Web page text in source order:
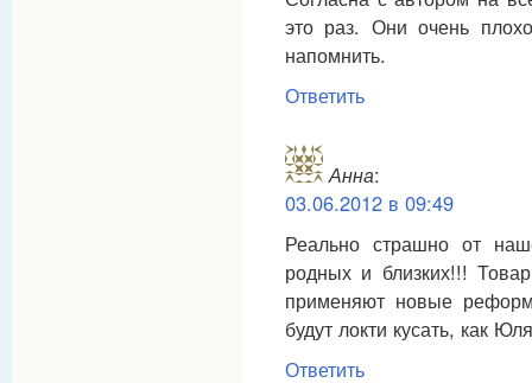
это раз. Они очень
напомнить.
Ответить
Анна:
03.06.2012 в 09:49
Реально страшно от
родных и близких!!!
применяют новые
будут локти кусать, как
Ответить